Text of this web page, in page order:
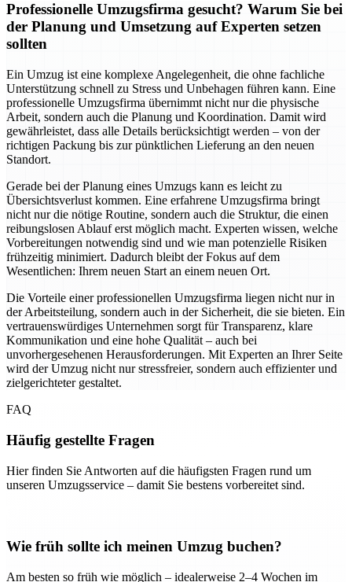
Professionelle Umzugsfirma gesucht? Warum Sie bei
der Planung und Umsetzung auf Experten setzen
sollten
Ein Umzug ist eine komplexe Angelegenheit, die ohne fachliche
Unterstützung schnell zu Stress und Unbehagen führen kann. Eine
professionelle Umzugsfirma übernimmt nicht nur die physische
Arbeit, sondern auch die Planung und Koordination. Damit wird
gewährleistet, dass alle Details berücksichtigt werden – von der
richtigen Packung bis zur pünktlichen Lieferung an den neuen
Standort.
Gerade bei der Planung eines Umzugs kann es leicht zu
Übersichtsverlust kommen. Eine erfahrene Umzugsfirma bringt
nicht nur die nötige Routine, sondern auch die Struktur, die einen
reibungslosen Ablauf erst möglich macht. Experten wissen, welche
Vorbereitungen notwendig sind und wie man potenzielle Risiken
frühzeitig minimiert. Dadurch bleibt der Fokus auf dem
Wesentlichen: Ihrem neuen Start an einem neuen Ort.
Die Vorteile einer professionellen Umzugsfirma liegen nicht nur in
der Arbeitsteilung, sondern auch in der Sicherheit, die sie bieten. Ein
vertrauenswürdiges Unternehmen sorgt für Transparenz, klare
Kommunikation und eine hohe Qualität – auch bei
unvorhergesehenen Herausforderungen. Mit Experten an Ihrer Seite
wird der Umzug nicht nur stressfreier, sondern auch effizienter und
zielgerichteter gestaltet.
FAQ
Häufig gestellte Fragen
Hier finden Sie Antworten auf die häufigsten Fragen rund um
unseren Umzugsservice – damit Sie bestens vorbereitet sind.
Wie früh sollte ich meinen Umzug buchen?
Am besten so früh wie möglich – idealerweise 2–4 Wochen im